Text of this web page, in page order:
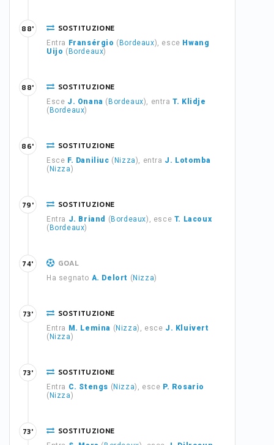
SOSTITUZIONE
Entra Fransérgio ( Bordeaux), esce Hwang
Uijo ( Bordeaux)
88'
SOSTITUZIONE
Esce J. Onana ( Bordeaux), entraT. Klidje
( Bordeaux)
88'
SOSTITUZIONE
Esce F. Daniliuc ( Nizza), entra J. Lotomba
( Nizza)
86'
SOSTITUZIONE
Entra J. Briand ( Bordeaux), esce T. Lacoux
( Bordeaux)
79'
GOAL
Ha segnato A. Delort ( Nizza)
74'
SOSTITUZIONE
Entra M. Lemina ( Nizza), esce J. Kluivert
( Nizza)
73'
SOSTITUZIONE
Entra C. Stengs ( Nizza), esce P. Rosario
( Nizza)
73'
SOSTITUZIONE
73'